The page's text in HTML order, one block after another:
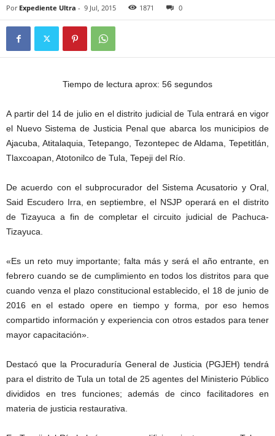
Por Expediente Ultra - 9 Jul, 2015 1871 0
Tiempo de lectura aprox: 56 segundos
A partir del 14 de julio en el distrito judicial de Tula entrará en vigor
el Nuevo Sistema de Justicia Penal que abarca los municipios de
Ajacuba, Atitalaquia, Tetepango, Tezontepec de Aldama, Tepetitlán,
Tlaxcoapan, Atotonilco de Tula, Tepeji del Río.
De acuerdo con el subprocurador del Sistema Acusatorio y Oral,
Said Escudero Irra, en septiembre, el NSJP operará en el distrito
de Tizayuca a fin de completar el circuito judicial de Pachuca-
Tizayuca.
«Es un reto muy importante; falta más y será el año entrante, en
febrero cuando se de cumplimiento en todos los distritos para que
cuando venza el plazo constitucional establecido, el 18 de junio de
2016 en el estado opere en tiempo y forma, por eso hemos
compartido información y experiencia con otros estados para tener
mayor capacitación».
Destacó que la Procuraduría General de Justicia (PGJEH) tendrá
para el distrito de Tula un total de 25 agentes del Ministerio Público
divididos en tres funciones; además de cinco facilitadores en
materia de justicia restaurativa.